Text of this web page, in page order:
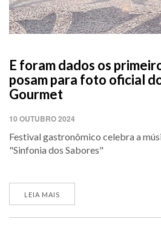
E foram dados os
posam para foto oficial
Gourmet
10 OUTUBRO 2024
Festival gastronômico celebra a
"Sinfonia dos Sabores"
LEIA MAIS